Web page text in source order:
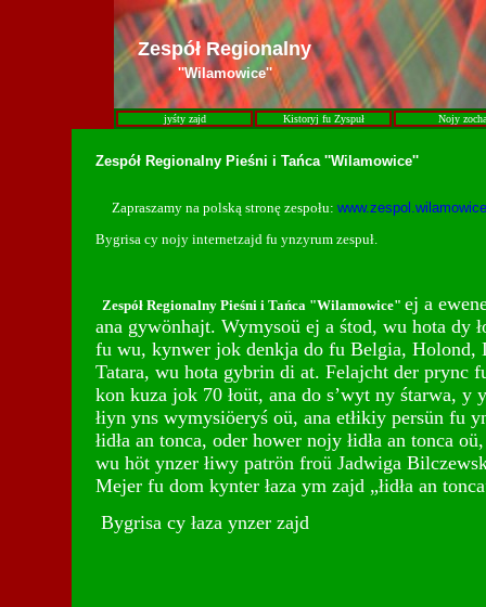
Zespół Regionalny
''Wilamowice''
jyśty zajd Kistoryj fu Zyspuł Nojy zocha
Zespół Regionalny Pieśni i Tańca ''Wilamowice''
Zapraszamy na polską stronę zespołu:
Bygrisa cy nojy internetzajd fu ynzyrum zespuł.
Zespół Regionalny Pieśni i Tańca "Wilamowice" ej a
ana gywönhajt. Wymysoü ej a śtod, wu hota dy
fu wu, kynwer jok denkja do fu Belgia, Holond,
Tatara, wu hota gybrin di at. Felajcht der prync
kon kuza jok 70 łoüt, ana do s’wyt ny śtarwa, y
łiyn yns wymysiöeryś oü, ana etłikiy persün fu
łidła an tonca, oder hower nojy łidła an tonca
wu höt ynzer łiwy patrön froü Jadwiga
Mejer fu dom kynter łaza ym zajd „łidła an
Bygrisa cy łaza ynzer zajd